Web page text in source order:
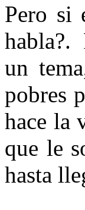
Pero si
habla?.
un
pobres
hace la
que le
hasta